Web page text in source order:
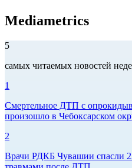
Mediametrics
5
самых читаемых новостей
1
Смертельное ДТП с
произошло в Чебоксарском
2
Врачи РДКБ Чувашии спасли